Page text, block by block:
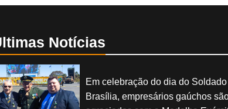
Notícias
Em celebração do dia do
Brasília, empresários gaúchos